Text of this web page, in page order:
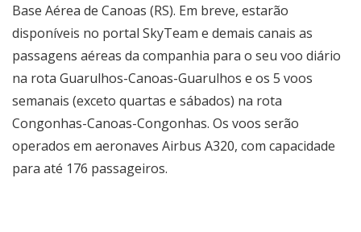
Base Aérea de Canoas (RS). Em breve, estarão
disponíveis no portal SkyTeam e demais canais as
passagens aéreas da companhia para o seu voo diário
na rota Guarulhos-Canoas-Guarulhos e os 5 voos
semanais (exceto quartas e sábados) na rota
Congonhas-Canoas-Congonhas. Os voos serão
operados em aeronaves Airbus A320, com capacidade
para até 176 passageiros.